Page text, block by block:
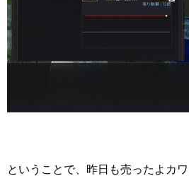
ということで、昨日も売ったよカ